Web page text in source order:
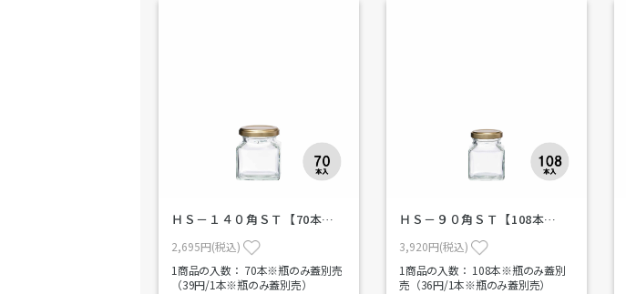
ＨＳ－１４０角ＳＴ【70本…
2,695円(税込)
1商品の入数： 70本※瓶のみ蓋別売
（39円/1本※瓶のみ蓋別売）
ＨＳ－９０角ＳＴ【108本…
3,920円(税込)
1商品の入数： 108本※瓶のみ蓋別
売（36円/1本※瓶のみ蓋別売）